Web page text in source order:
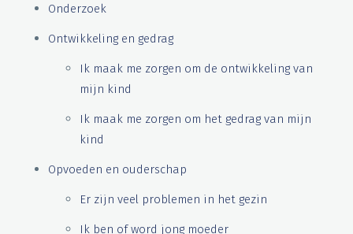
Onderzoek
Ontwikkeling en gedrag
Ik maak me zorgen om de ontwikkeling van
mijn kind
Ik maak me zorgen om het gedrag van mijn
kind
Opvoeden en ouderschap
Er zijn veel problemen in het gezin
Ik ben of word jong moeder